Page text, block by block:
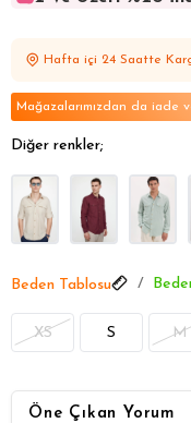
2 Ve Üzeri %20
Hafta içi 24 Saatte
Mağazalarımızdan da iade
Diğer renkler;
Beden Tablosu
XS S M
Öne Çıkan Yorum